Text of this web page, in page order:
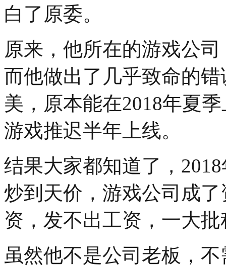
白了原委。
原来，他所在的游戏公
而他做出了几乎致命的
美，原本能在2018年夏
游戏推迟半年上线。
结果大家都知道了，
炒到天价，游戏公司成
资，发不出工资，一大
虽然他不是公司老板，